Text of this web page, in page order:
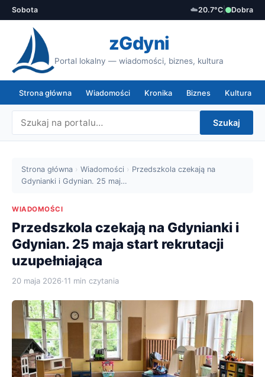
Sobota ☁️20.7°C Dobra
zGdyni
Portal lokalny — wiadomości, biznes, kultura
Strona główna Wiadomości Kronika Biznes Kultura
Szukaj
Strona główna › Wiadomości › Przedszkola czekają na
Gdynianki i Gdynian. 25 maj…
WIADOMOŚCI
Przedszkola czekają na Gdynianki i
Gdynian. 25 maja start rekrutacji
uzupełniająca
20 maja 2026·11 min czytania